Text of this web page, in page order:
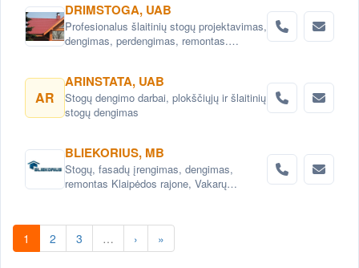
DRIMSTOGA, UAB
Profesionalus šlaitinių stogų projektavimas,
dengimas, perdengimas, remontas.
AR
ARINSTATA, UAB
Stogų dengimo darbai, plokščiųjų ir šlaitinių
stogų dengimas
BLIEKORIUS, MB
Stogų, fasadų įrengimas, dengimas,
remontas Klaipėdos rajone, Vakarų
1 2 3 … › »